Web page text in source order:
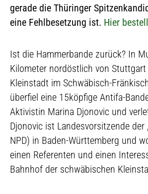
gerade die Thüringer
eine Fehlbesetzung ist. Hier
Ist die Hammerbande zurück? In
Kilometer nordöstlich von Stuttgart
Kleinstadt im Schwäbisch-
überfiel eine 15köpfige Antifa-
Aktivistin Marina Djonovic und
Djonovic ist Landesvorsitzende der
NPD) in Baden-Württemberg und
einen Referenten und einen
Bahnhof der schwäbischen